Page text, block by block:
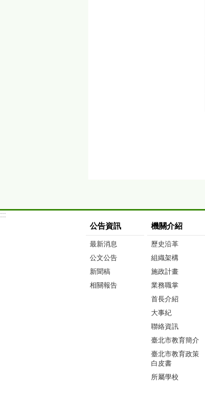
:::
公告資訊
最新消息
公文公告
新聞稿
相關報告
機關介紹
歷史沿革
組織架構
施政計畫
業務職掌
首長介紹
大事紀
聯絡資訊
臺北市教育簡介
臺北市教育政策
白皮書
所屬學校